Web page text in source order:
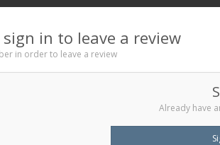
in to leave a review
in order to leave a review
Already have